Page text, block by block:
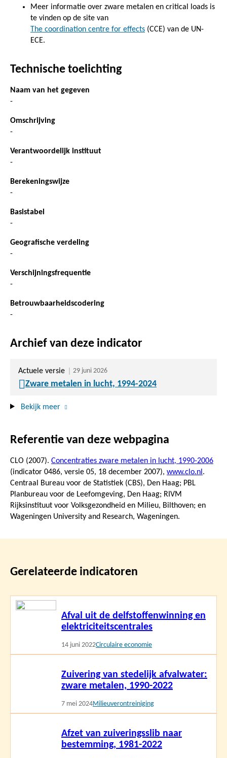
Meer informatie over zware metalen en critical loads is
te vinden op de site van
The coordination centre for effects (CCE) van de UN-
ECE.
Technische toelichting
Naam van het gegeven
-
Omschrijving
-
Verantwoordelijk instituut
-
Berekeningswijze
-
Basistabel
-
Geografische verdeling
-
Verschijningsfrequentie
-
Betrouwbaarheidscodering
-
Archief van deze indicator
Actuele versie 29 juni 2026
Zware metalen in lucht, 1994-2024
Bekijk meer
Referentie van deze webpagina
CLO (2007). Concentraties zware metalen in lucht, 1990-2006
(indicator 0486, versie 05, 18 december 2007), www.clo.nl .
Centraal Bureau voor de Statistiek (CBS), Den Haag; PBL
Planbureau voor de Leefomgeving, Den Haag; RIVM
Rijksinstituut voor Volksgezondheid en Milieu, Bilthoven; en
Wageningen University and Research, Wageningen.
Gerelateerde indicatoren
Afval uit de delfstoffenwinning en
elektriciteitscentrales
14 juni 2022Circulaire economie
Lees
Zuivering van stedelijk afvalwater:
zware metalen, 1990-2022
7 mei 2024Milieuverontreiniging
Afzet van zuiveringsslib naar
bestemming, 1981-2022